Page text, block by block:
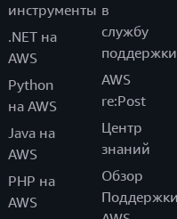
инструменты
.NET на
AWS
Python
на AWS
Java на
AWS
PHP на
AWS
в
службу
поддержки
AWS
re:Post
Центр
знаний
Обзор